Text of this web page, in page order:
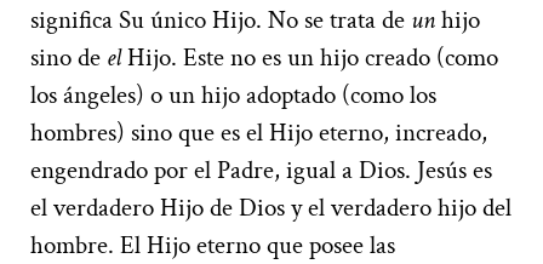
significa Su único Hijo. No se trata de unhijo
sino de elHijo. Este no es un hijo creado (como
los ángeles) o un hijo adoptado (como los
hombres) sino que es el Hijo eterno, increado,
engendrado por el Padre, igual a Dios. Jesús es
el verdadero Hijo de Dios y el verdadero hijo del
hombre. El Hijo eterno que posee las